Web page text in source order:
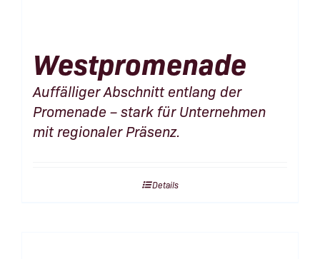
Westpromenade
Auffälliger Abschnitt entlang der
Promenade – stark für Unternehmen
mit regionaler Präsenz.
Details